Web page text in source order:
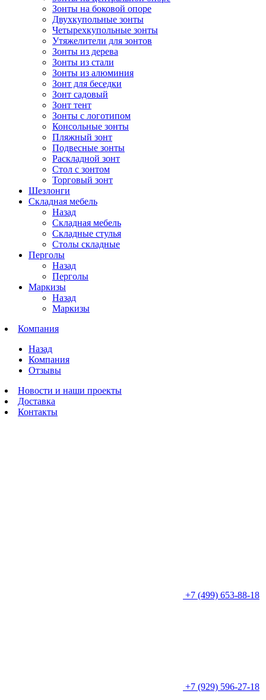
Зонты на боковой опоре
Двухкупольные зонты
Четырехкупольные зонты
Утяжелители для зонтов
Зонты из дерева
Зонты из стали
Зонты из алюминия
Зонт для беседки
Зонт садовый
Зонт тент
Зонты с логотипом
Консольные зонты
Пляжный зонт
Подвесные зонты
Раскладной зонт
Стол с зонтом
Торговый зонт
Шезлонги
Складная мебель
Назад
Складная мебель
Складные стулья
Столы складные
Перголы
Назад
Перголы
Маркизы
Назад
Маркизы
Компания
Назад
Компания
Отзывы
Новости и наши проекты
Доставка
Контакты
+7 (499) 653-88-18
+7 (929) 596-27-18